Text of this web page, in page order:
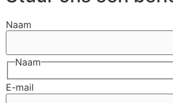
Naam
Naam
E-mail